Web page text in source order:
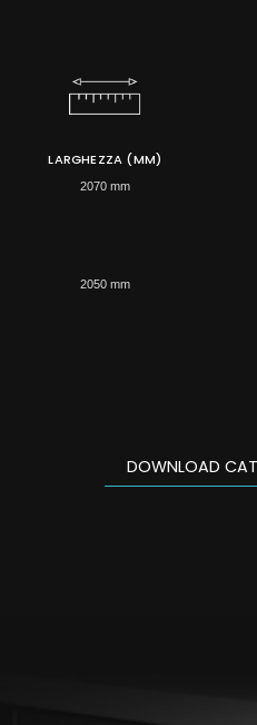
LARGHEZZA (MM)
2070 mm
2050 mm
DOWNLOAD